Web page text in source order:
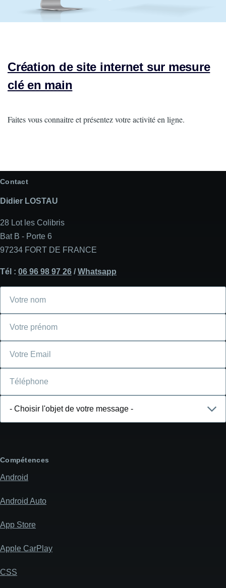
Création de site internet sur mesure
clé en main
Intro
Faites vous connaitre et présentez votre activité en ligne.
Contact
Didier LOSTAU
28 Lot les Colibris
Bat B - Porte 6
97234 FORT DE FRANCE
Tél : 06 96 98 97 26 /Whatsapp
message
Compétences
Android
Android Auto
App Store
Apple CarPlay
CSS